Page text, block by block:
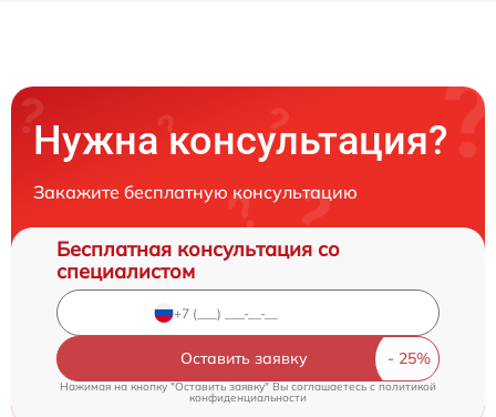
Нужна консультация?
Закажите бесплатную консультацию
Бесплатная консультация со
специалистом
Оставить заявку
Нажимая на кнопку "Оставить заявку" Вы соглашаетесь c политикой
конфиденциальности